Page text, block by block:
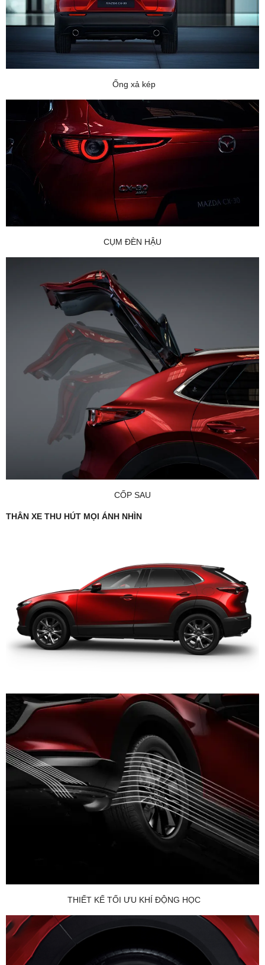
Ống xả kép
CỤM ĐÈN HẬU
CỐP SAU
THÂN XE THU HÚT MỌI ÁNH NHÌN
THIẾT KẾ TỐI ƯU KHÍ ĐỘNG HỌC